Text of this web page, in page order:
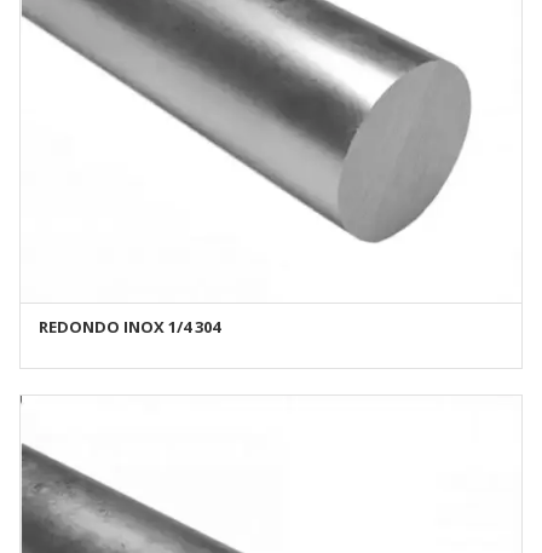
AÑADIR AL CARRITO
REDONDO INOX 1/4 304